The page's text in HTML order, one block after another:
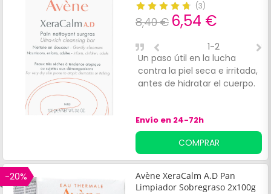
(3)
8,40 € 6,54 €
Un paso útil en la lucha
contra la piel seca e irritada,
antes de hidratar el cuerpo.
1-2
Envío en 24-72h
COMPRAR
-20%
Avène XeraCalm A.D Pan
Limpiador Sobregraso 2x100g